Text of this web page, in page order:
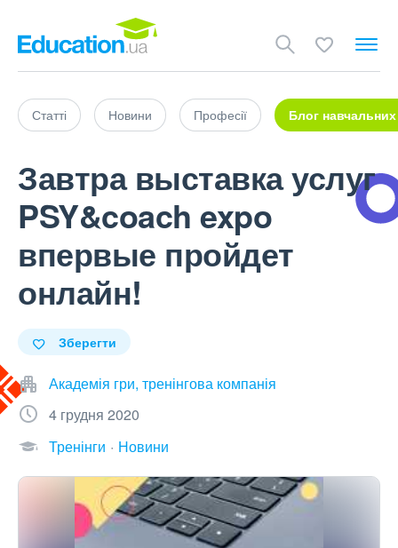
Статті Новини Професії Блог навчальних
Завтра выставка услуг
PSY&coach expo
впервые пройдет
онлайн!
Зберегти
Академія гри, тренінгова компанія
4 грудня 2020
Тренінги
Новини